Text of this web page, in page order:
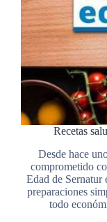
Recetas
Desde hace
comprometido
Edad de Sernatur
preparaciones
todo